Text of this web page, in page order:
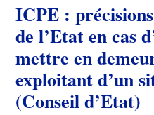
ICPE :
de l’Etat en cas
mettre en
exploitant d’un
(Conseil d’Etat)